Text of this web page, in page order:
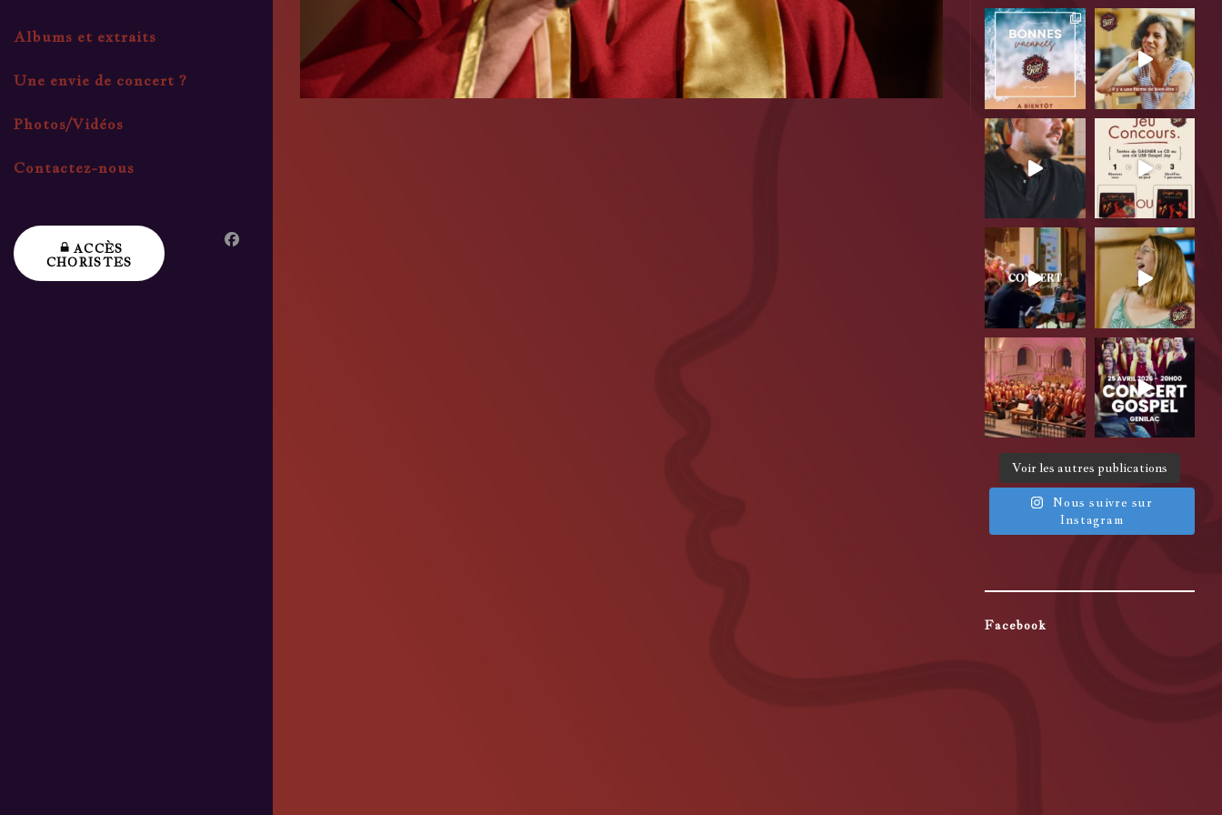
Albums et extraits
Une envie de concert ?
Photos/Vidéos
Contactez-nous
ACCÈS
CHORISTES
Voir les autres publications
Nous suivre sur
Instagram
Facebook